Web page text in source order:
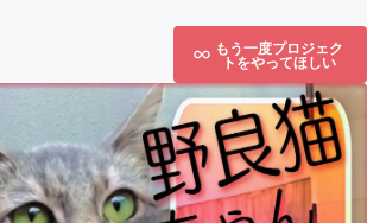
もう一度プロジェク
トをやってほしい